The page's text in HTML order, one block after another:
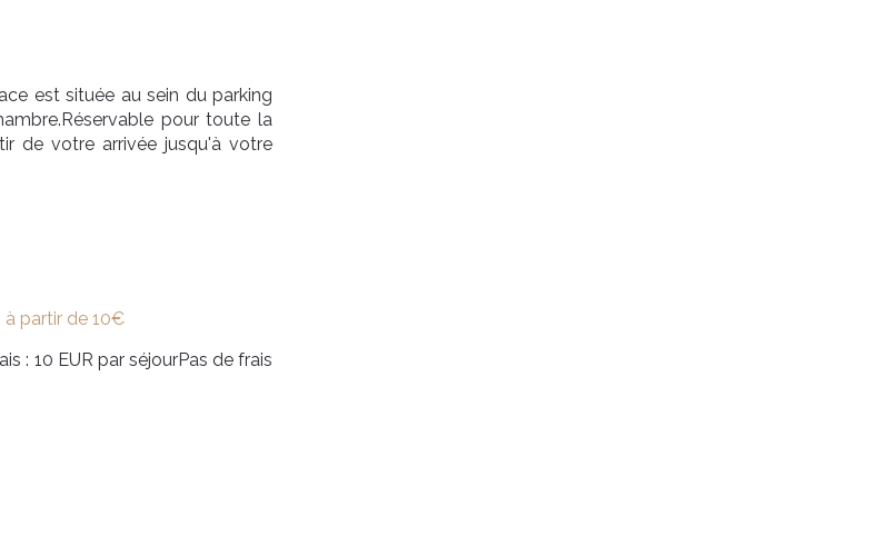
est située au sein du parking
pour toute la
de votre arrivée jusqu'à votre
à partir de 10€
: 10 EUR par séjourPas de frais